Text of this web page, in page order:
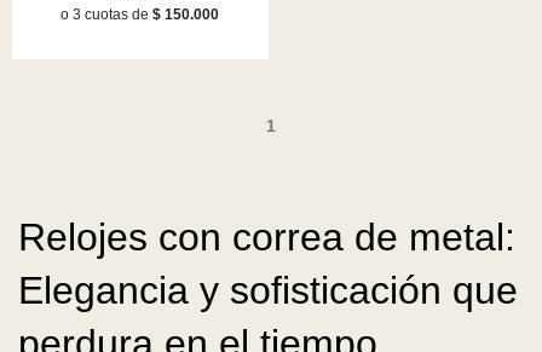
o 3 cuotas de$ 150.000
1
Relojes con correa de metal:
Elegancia y sofisticación que